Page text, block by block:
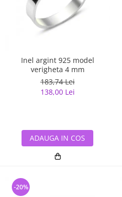
Inel argint 925 model
verigheta 4 mm
183,74 Lei
138,00 Lei
ADAUGA IN COS
-20%